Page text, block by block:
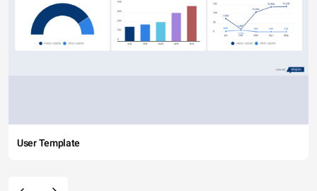
User Template